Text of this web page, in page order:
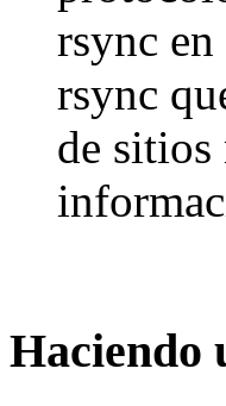
rsync
rsync
de sitios
Haciendo